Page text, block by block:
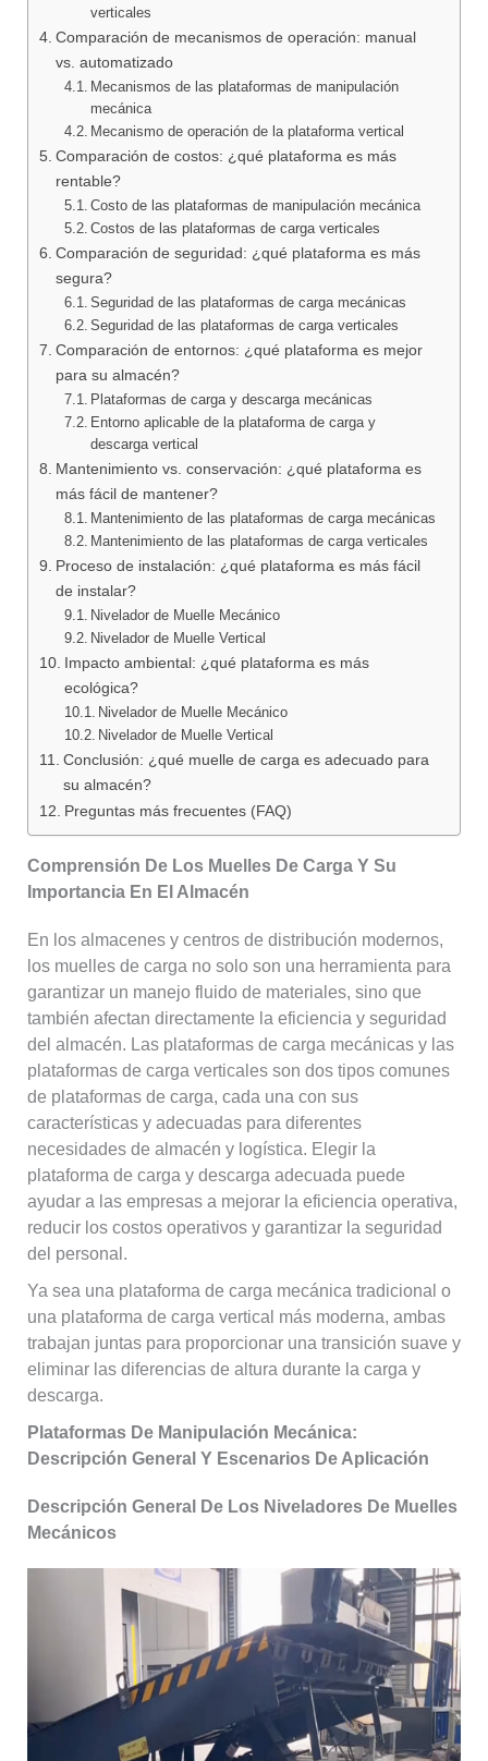
verticales
Comparación de mecanismos de operación: manual
vs. automatizado
Mecanismos de las plataformas de manipulación
mecánica
Mecanismo de operación de la plataforma vertical
Comparación de costos: ¿qué plataforma es más
rentable?
Costo de las plataformas de manipulación mecánica
Costos de las plataformas de carga verticales
Comparación de seguridad: ¿qué plataforma es más
segura?
Seguridad de las plataformas de carga mecánicas
Seguridad de las plataformas de carga verticales
Comparación de entornos: ¿qué plataforma es mejor
para su almacén?
Plataformas de carga y descarga mecánicas
Entorno aplicable de la plataforma de carga y
descarga vertical
Mantenimiento vs. conservación: ¿qué plataforma es
más fácil de mantener?
Mantenimiento de las plataformas de carga mecánicas
Mantenimiento de las plataformas de carga verticales
Proceso de instalación: ¿qué plataforma es más fácil
de instalar?
Nivelador de Muelle Mecánico
Nivelador de Muelle Vertical
Impacto ambiental: ¿qué plataforma es más
ecológica?
Nivelador de Muelle Mecánico
Nivelador de Muelle Vertical
Conclusión: ¿qué muelle de carga es adecuado para
su almacén?
Preguntas más frecuentes (FAQ)
Comprensión De Los Muelles De Carga Y Su
Importancia En El Almacén
En los almacenes y centros de distribución modernos,
los muelles de carga no solo son una herramienta para
garantizar un manejo fluido de materiales, sino que
también afectan directamente la eficiencia y seguridad
del almacén. Las plataformas de carga mecánicas y las
plataformas de carga verticales son dos tipos comunes
de plataformas de carga, cada una con sus
características y adecuadas para diferentes
necesidades de almacén y logística. Elegir la
plataforma de carga y descarga adecuada puede
ayudar a las empresas a mejorar la eficiencia operativa,
reducir los costos operativos y garantizar la seguridad
del personal.
Ya sea una plataforma de carga mecánica tradicional o
una plataforma de carga vertical más moderna, ambas
trabajan juntas para proporcionar una transición suave y
eliminar las diferencias de altura durante la carga y
descarga.
Plataformas De Manipulación Mecánica:
Descripción General Y Escenarios De Aplicación
Descripción General De Los Niveladores De Muelles
Mecánicos